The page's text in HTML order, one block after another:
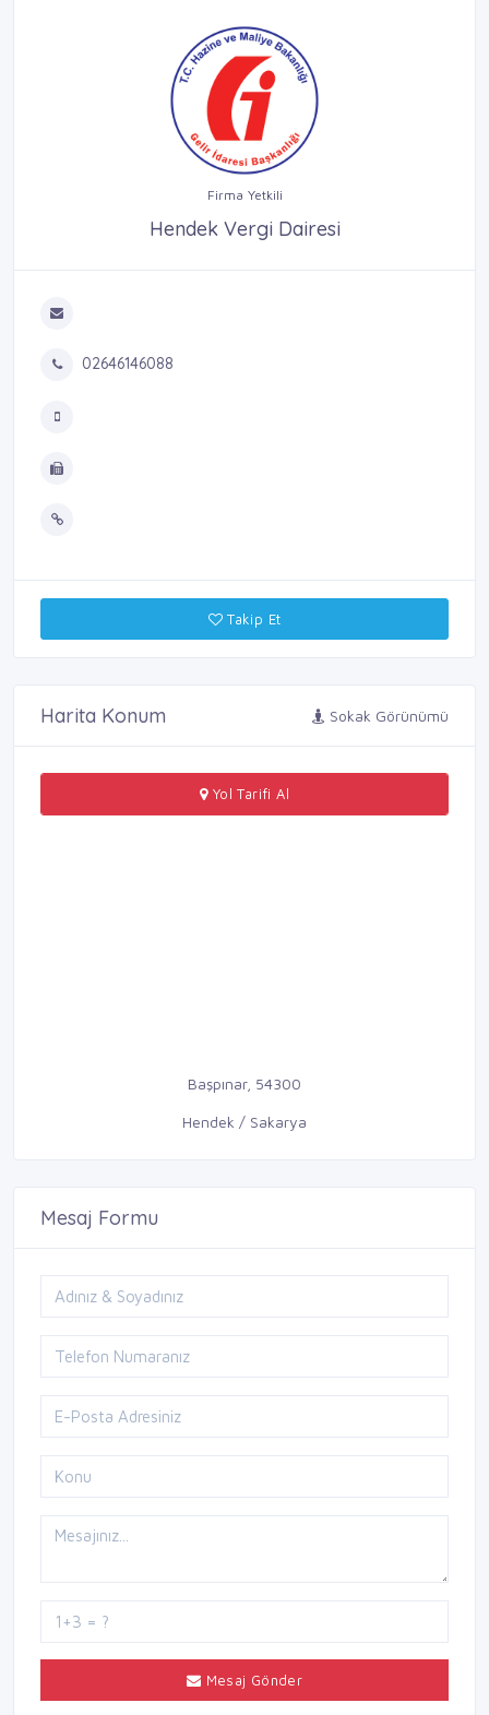
Firma Yetkili
Hendek Vergi Dairesi
02646146088
Takip Et
Harita Konum Sokak Görünümü
Yol Tarifi Al
Başpınar, 54300
Hendek / Sakarya
Mesaj Formu
Mesaj Gönder